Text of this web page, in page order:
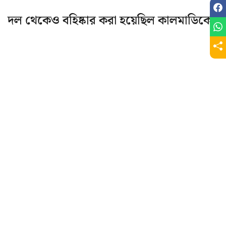
দল থেকেও বহিষ্কার করা হয়েছিল কালমাডিকে